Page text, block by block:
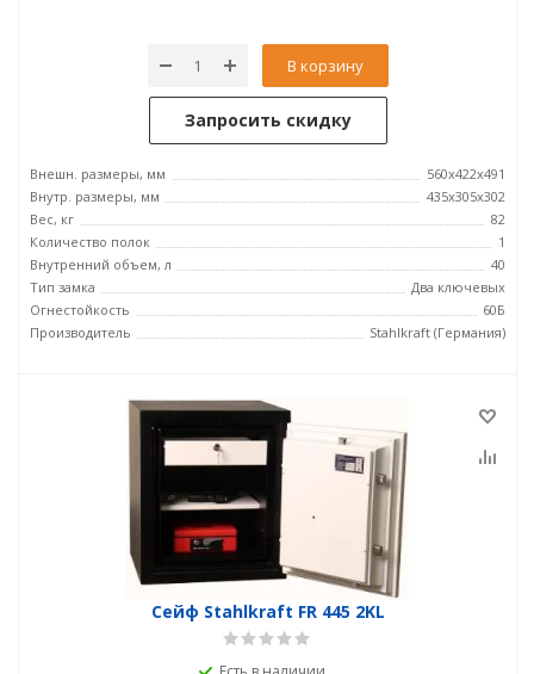
В корзину
Запросить скидку
Внешн. размеры, мм
560x422x491
Внутр. размеры, мм
435x305x302
Вес, кг
82
Количество полок
1
Внутренний объем, л
40
Тип замка
Два ключевых
Огнестойкость
60Б
Производитель
Stahlkraft (Германия)
Сейф Stahlkraft FR 445 2KL